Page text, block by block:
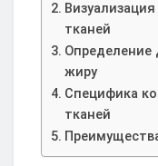
тканей
Определение
жиру
Специфика
тканей